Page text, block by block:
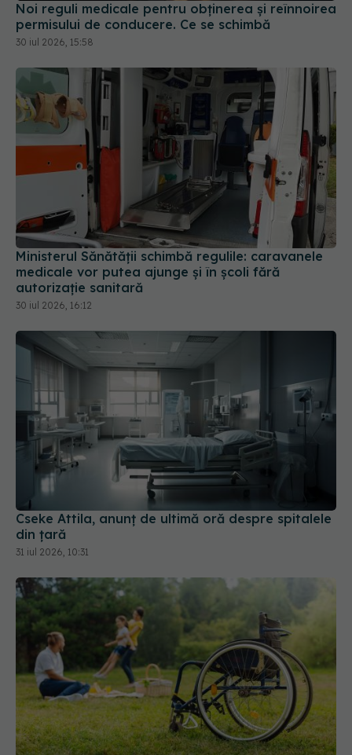
Noi reguli medicale pentru obținerea și reînnoirea
permisului de conducere. Ce se schimbă
30 iul 2026, 15:58
Ministerul Sănătății schimbă regulile: caravanele
medicale vor putea ajunge și în școli fără
autorizație sanitară
30 iul 2026, 16:12
Cseke Attila, anunț de ultimă oră despre spitalele
din țară
31 iul 2026, 10:31